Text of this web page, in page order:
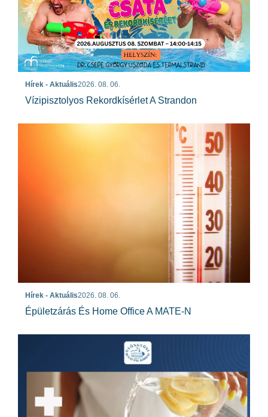
Hírek - Aktuális2026. 08. 06.
Vízipisztolyos Rekordkísérlet A Strandon
Hírek - Aktuális2026. 08. 06.
Épületzárás És Home Office A MATE-N